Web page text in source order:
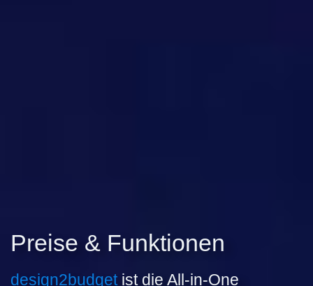
Preise & Funktionen
design2budgetist die All-in-One